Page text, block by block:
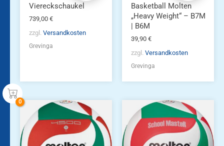
Viereckschaukel
739,00 €
zzgl. Versandkosten
Grevinga
Produktseite
gewählt
werden
Basketball Molten
„Heavy Weight“ – B7M
| B6M
39,90 €
zzgl. Versandkosten
Grevinga